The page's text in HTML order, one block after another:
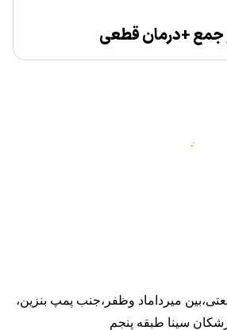
جمع +درمان قطعی
میرداماد وظفر،جنب پمپ بنزین،
سینا طبقه پنجم